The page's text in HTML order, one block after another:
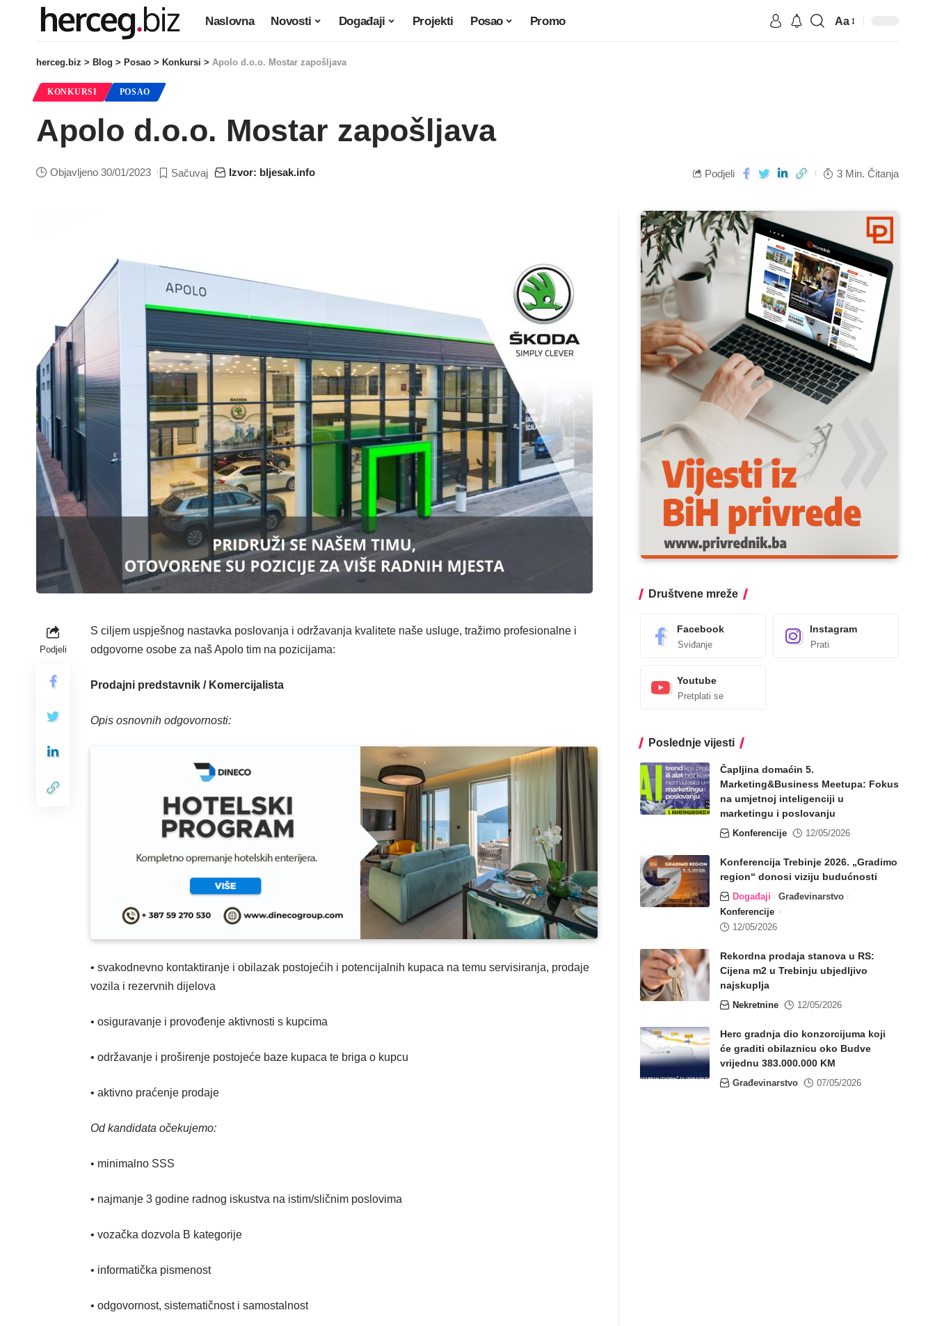
Naslovna Novosti Događaji Projekti Posao Promo Aa
herceg.biz > Blog > Posao > Konkursi > Apolo d.o.o. Mostar zapošljava
KONKURSI POSAO
Apolo d.o.o. Mostar zapošljava
Objavljeno 30/01/2023 Izvor: bljesak.info Podjeli 3 Min. Čitanja
Podjeli
S ciljem uspješnog nastavka poslovanja i održavanja kvalitete naše usluge, tražimo profesionalne i
odgovorne osobe za naš Apolo tim na pozicijama:
Prodajni predstavnik / Komercijalista
Opis osnovnih odgovornosti:
• svakodnevno kontaktiranje i obilazak postojećih i potencijalnih kupaca na temu servisiranja, prodaje
vozila i rezervnih dijelova
• osiguravanje i provođenje aktivnosti s kupcima
• održavanje i proširenje postojeće baze kupaca te briga o kupcu
• aktivno praćenje prodaje
Od kandidata očekujemo:
• minimalno SSS
• najmanje 3 godine radnog iskustva na istim/sličnim poslovima
• vozačka dozvola B kategorije
• informatička pismenost
• odgovornost, sistematičnost i samostalnost
Društvene mreže
Facebook
Sviđanje
Instagram
Prati
Youtube
Pretplati se
Poslednje vijesti
Čapljina domaćin 5.
Marketing&Business Meetupa: Fokus
na umjetnoj inteligenciji u
marketingu i poslovanju
Konferencije 12/05/2026
Konferencija Trebinje 2026. „Gradimo
region“ donosi viziju budućnosti
Događaji
Građevinarstvo
Konferencije
12/05/2026
Rekordna prodaja stanova u RS:
Cijena m2 u Trebinju ubjedljivo
najskuplja
Nekretnine 12/05/2026
Herc gradnja dio konzorcijuma koji
će graditi obilaznicu oko Budve
vrijednu 383.000.000 KM
Građevinarstvo 07/05/2026